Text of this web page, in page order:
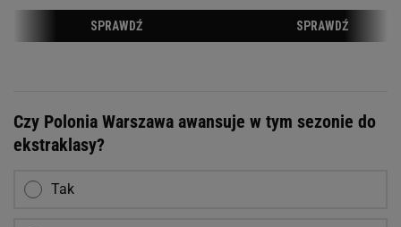
Czy Polonia Warszawa awansuje w tym sezonie do
ekstraklasy?
Tak